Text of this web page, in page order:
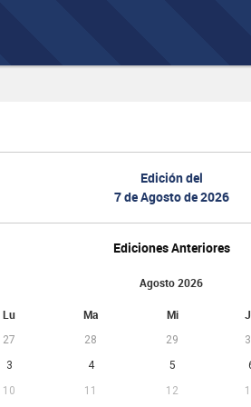
Edición del
7 de Agosto de 2026
Ediciones Anteriores
Agosto 2026
Lu Ma Mi
27 28 29
3 4 5
10 11 12